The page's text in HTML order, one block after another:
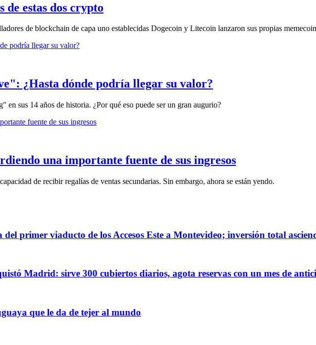
de estas dos crypto
de blockchain de capa uno establecidas Dogecoin y Litecoin lanzaron sus propias
¿Hasta dónde podría llegar su valor?
sus 14 años de historia. ¿Por qué eso puede ser un gran augurio?
una importante fuente de sus ingresos
de recibir regalías de ventas secundarias. Sin embargo, ahora se están yendo.
primer viaducto de los Accesos Este a Montevideo; inversión total
Madrid: sirve 300 cubiertos diarios, agota reservas con un mes de
que le da de tejer al mundo